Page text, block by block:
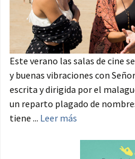
Este verano las salas de cine
y buenas vibraciones con
escrita y dirigida por el
un reparto plagado de
tiene ... Leer más